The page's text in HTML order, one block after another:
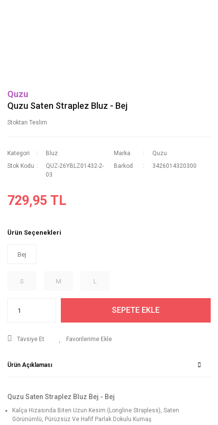
Quzu
Quzu Saten Straplez Bluz - Bej
Stoktan Teslim
Kategori Bluz Marka
Quzu
Stok Kodu
QUZ-26YBLZ01432-2-
03
Barkod 3426014320300
729,95 TL
Ürün Seçenekleri
Bej
S M L
SEPETE EKLE
Tavsiye Et
Ürün Açıklaması
Quzu Saten Straplez Bluz Bej - Bej
Kalça Hizasında Biten Uzun Kesim (Longline Strapless), Saten
Görünümlü, Pürüzsüz Ve Hafif Parlak Dokulu Kumaş